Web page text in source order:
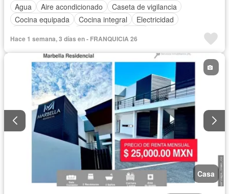
Agua
Aire acondicionado
Caseta de vigilancia
Cocina equipada
Cocina integral
Electricidad
Recámara con closet
Parcialmente amueblado
Hace 1 semana, 3 días en - FRANQUICIA 26
Casa